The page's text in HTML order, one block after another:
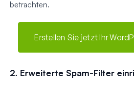
betrachten.
Erstellen Sie jetzt Ihr
2. Erweiterte Spam-Filter